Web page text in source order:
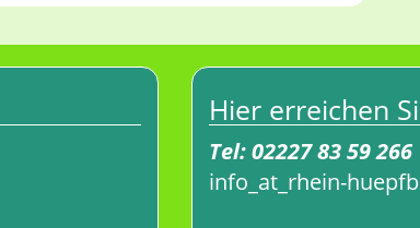
Hier erreichen
Tel:02227 83 59 266
info _at_ rhein-